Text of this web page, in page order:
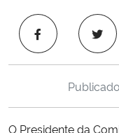
Ministério da Cidadania
Ministério da Saúde
Ministério de Minas e Energia
Ministério da Ciência,
O Presidente da